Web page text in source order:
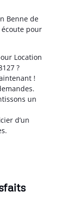
Benne de
pour
Location
?
!
un
d’un